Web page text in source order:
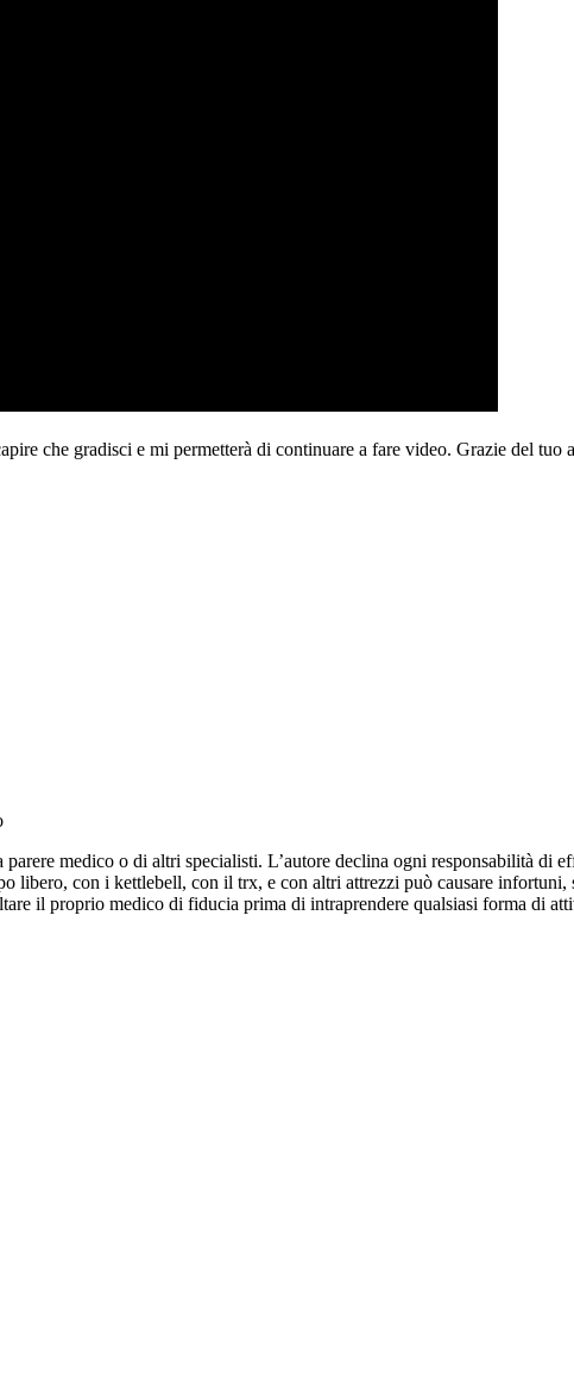
che gradisci e mi permetterà di continuare a fare video. Grazie del tuo
medico o di altri specialisti. L’autore declina ogni responsabilità di
libero, con i kettlebell, con il trx, e con altri attrezzi può causare infortuni,
il proprio medico di fiducia prima di intraprendere qualsiasi forma di